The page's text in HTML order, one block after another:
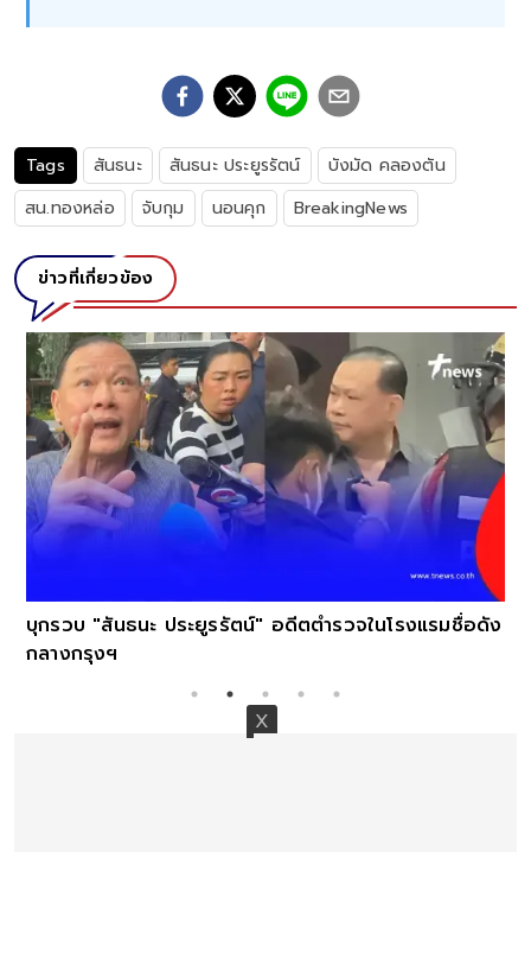
Tags สันธนะ สันธนะ ประยูรรัตน์
บังมัด คลองตัน
สน.ทองหล่อ
จับกุม นอนคุก BreakingNews
ข่าวที่เกี่ยวข้อง
บุกรวบ "สันธนะ ประยูรรัตน์" อดีตตำรวจในโรงแรมชื่อดัง
กลางกรุงฯ